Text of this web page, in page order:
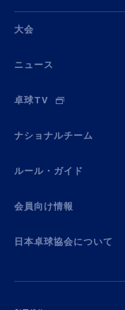
大会
ニュース
卓球TV
ナショナルチーム
ルール・ガイド
会員向け情報
日本卓球協会について